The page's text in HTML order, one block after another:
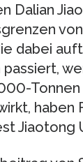
Dalian
dabei
Jiaotong